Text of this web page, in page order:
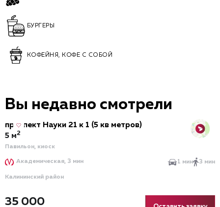
БУРГЕРЫ
КОФЕЙНЯ, КОФЕ С СОБОЙ
Вы недавно смотрели
проспект Науки 21 к 1 (5 кв метров)
Павильон, киоск
Академическая, 3 мин 1 мин 3 мин
Калининский район
35 000
5 м2